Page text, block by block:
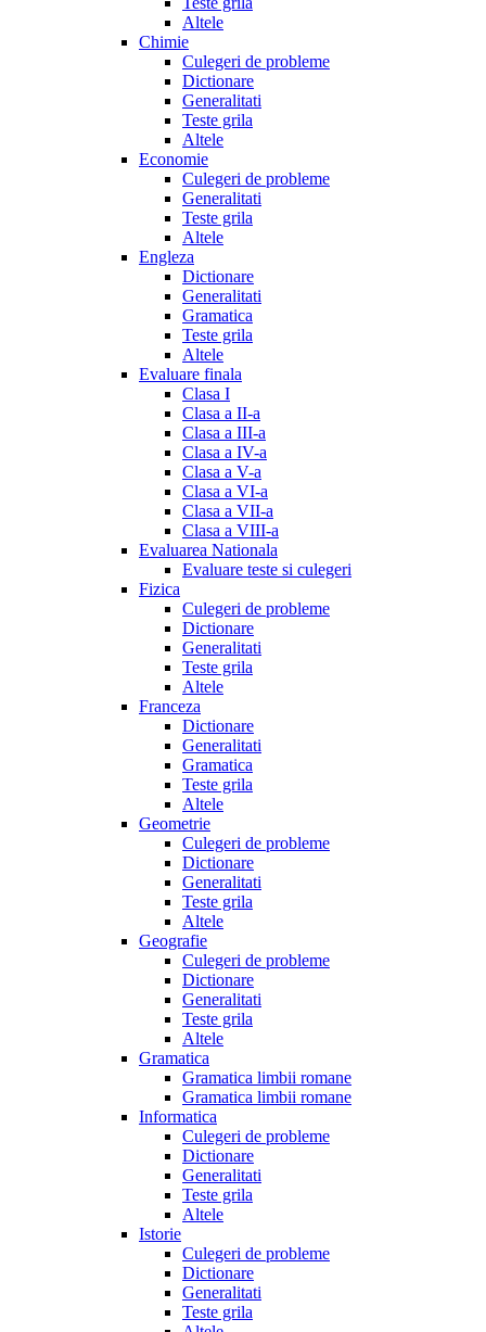
Altele
Chimie
Culegeri de probleme
Dictionare
Generalitati
Teste grila
Altele
Economie
Culegeri de probleme
Generalitati
Teste grila
Altele
Engleza
Dictionare
Generalitati
Gramatica
Teste grila
Altele
Evaluare finala
Clasa I
Clasa a II-a
Clasa a III-a
Clasa a IV-a
Clasa a V-a
Clasa a VI-a
Clasa a VII-a
Clasa a VIII-a
Evaluarea Nationala
Evaluare teste si culegeri
Fizica
Culegeri de probleme
Dictionare
Generalitati
Teste grila
Altele
Franceza
Dictionare
Generalitati
Gramatica
Teste grila
Altele
Geometrie
Culegeri de probleme
Dictionare
Generalitati
Teste grila
Altele
Geografie
Culegeri de probleme
Dictionare
Generalitati
Teste grila
Altele
Gramatica
Gramatica limbii romane
Gramatica limbii romane
Informatica
Culegeri de probleme
Dictionare
Generalitati
Teste grila
Altele
Istorie
Culegeri de probleme
Dictionare
Generalitati
Teste grila